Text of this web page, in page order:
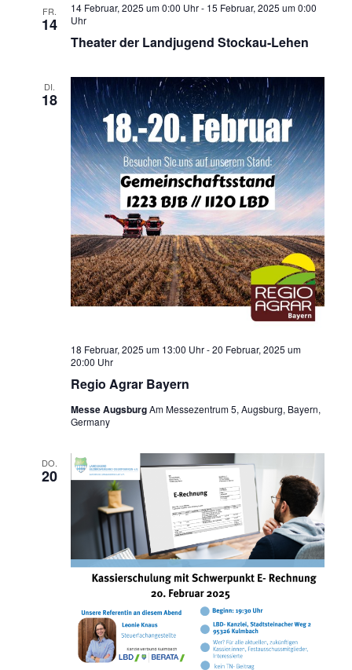
FR.
14
Theater der Landjugend Stockau-Lehen
14 Februar, 2025 um 0:00 Uhr- 15 Februar, 2025 um 0:00
Uhr
DI.
18
Regio Agrar Bayern
18 Februar, 2025 um 13:00 Uhr-20 Februar, 2025 um
20:00 Uhr
Messe AugsburgAm Messezentrum 5, Augsburg, Bayern,
Germany
DO.
20